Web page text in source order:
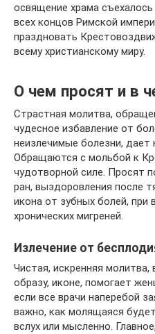
освящение храма
всех концов Римской
праздновать
всему христианскому миру.
О чем просят и в
Страстная молитва,
чудесное избавление от
неизлечимые болезни,
Обращаются с мольбой к
чудотворной силе. Просят
ран, выздоровления после
икона от зубных болей, при
хронических мигреней.
Излечение от
Чистая, искренняя молитва,
образу, иконе, помогает
если все врачи наперебой
важно, как молящаяся
вслух или мысленно.